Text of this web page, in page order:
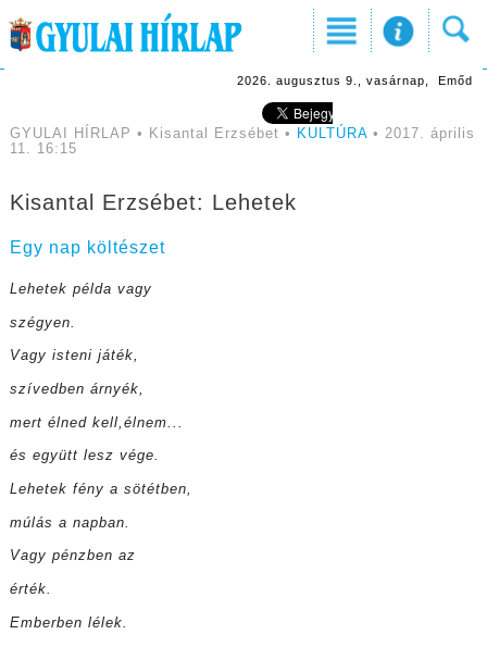
2026. augusztus 9., vasárnap, Emőd
GYULAI HÍRLAP • Kisantal Erzsébet • KULTÚRA• 2017. április
11. 16:15
Kisantal Erzsébet: Lehetek
Egy nap költészet
Lehetek példa vagy
szégyen.
Vagy isteni játék,
szívedben árnyék,
mert élned kell,élnem...
és együtt lesz vége.
Lehetek fény a sötétben,
múlás a napban.
Vagy pénzben az
érték.
Emberben lélek.